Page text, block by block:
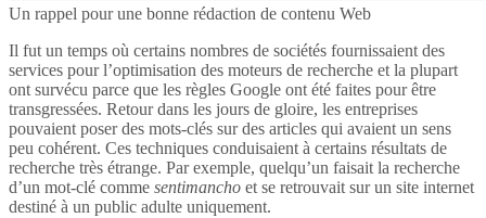
Un rappel pour une bonne rédaction de contenu Web
Il fut un temps où certains nombres de sociétés fournissaient des
services pour l’optimisation des moteurs de recherche et la plupart
ont survécu parce que les règles Google ont été faites pour être
transgressées. Retour dans les jours de gloire, les entreprises
pouvaient poser des mots-clés sur des articles qui avaient un sens
peu cohérent. Ces techniques conduisaient à certains résultats de
recherche très étrange. Par exemple, quelqu’un faisait la recherche
d’un mot-clé comme sentimancho et se retrouvait sur un site internet
destiné à un public adulte uniquement.